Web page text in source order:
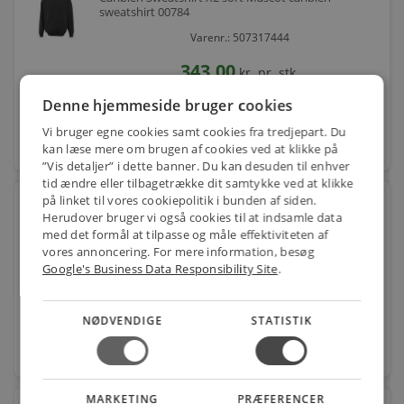
sweatshirt 00784
Varenr.: 507317444
343,00 kr.pr. stk.
stk.
Caribien Sweatshirt 2XL sort Mascot caribien
sweatshirt 0078
Varenr.: 507317445
343,00 kr.pr. stk.
Denne hjemmeside bruger cookies
Vi bruger egne cookies samt cookies fra tredjepart. Du
kan læse mere om brugen af cookies ved at klikke på
”Vis detaljer” i dette banner. Du kan desuden til enhver
tid ændre eller tilbagetrække dit samtykke ved at klikke
på linket til vores cookiepolitik i bunden af siden.
Herudover bruger vi også cookies til at indsamle data
med det formål at tilpasse og måle effektiviteten af
vores annoncering. For mere information, besøg
Google's Business Data Responsibility Site.
NØDVENDIGE STATISTIK
MARKETING PRÆFERENCER